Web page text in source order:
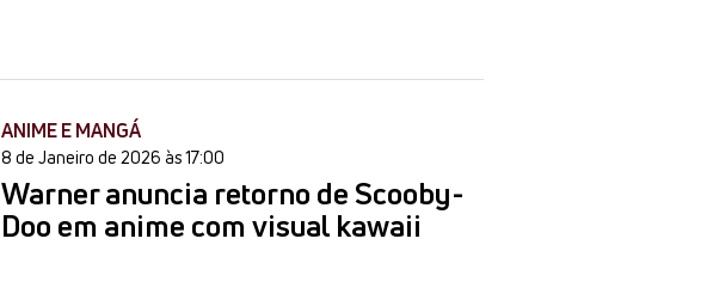
ANIME E MANGÁ
8 de Janeiro de 2026 às 17:00
Warner anuncia retorno de Scooby-
Doo em anime com visual kawaii